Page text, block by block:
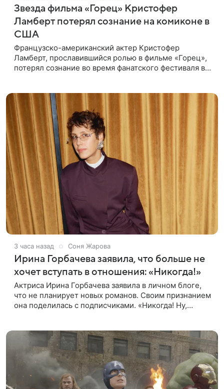
Звезда фильма «Горец» Кристофер
Ламберт потерял сознание на комиконе в
США
Французско-американский актер Кристофер
Ламберт, прославившийся ролью в фильме «Горец»,
потерял сознание во время фанатского фестиваля в
3 часа назад Соня Жарова
Ирина Горбачева заявила, что больше не
хочет вступать в отношения: «Никогда!»
Актриса Ирина Горбачева заявила в личном блоге,
что не планирует новых романов. Своим признанием
она поделилась с подписчиками. «Никогда! Ну,